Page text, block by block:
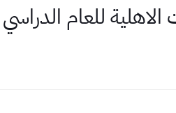
الدراسي 2023 الحدود الدنيا